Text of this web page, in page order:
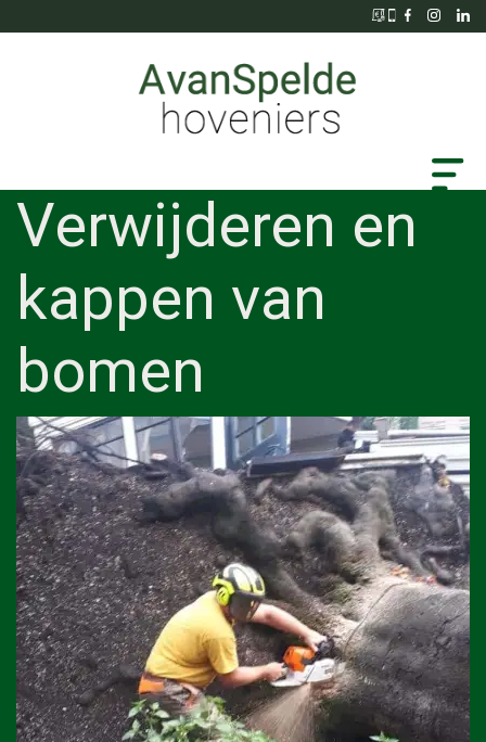
Verwijderen en
kappen van
bomen